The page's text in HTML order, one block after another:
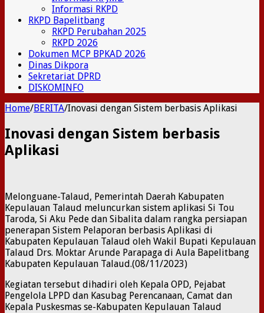
Informasi RKPD
RKPD Bapelitbang
RKPD Perubahan 2025
RKPD 2026
Dokumen MCP BPKAD 2026
Dinas Dikpora
Sekretariat DPRD
DISKOMINFO
Home/BERITA/Inovasi dengan Sistem berbasis Aplikasi
Inovasi dengan Sistem berbasis
Aplikasi
Melonguane-Talaud, Pemerintah Daerah Kabupaten
Kepulauan Talaud meluncurkan sistem aplikasi Si Tou
Taroda, Si Aku Pede dan Sibalita dalam rangka persiapan
penerapan Sistem Pelaporan berbasis Aplikasi di
Kabupaten Kepulauan Talaud oleh Wakil Bupati Kepulauan
Talaud Drs. Moktar Arunde Parapaga di Aula Bapelitbang
Kabupaten Kepulauan Talaud.(08/11/2023)
Kegiatan tersebut dihadiri oleh Kepala OPD, Pejabat
Pengelola LPPD dan Kasubag Perencanaan, Camat dan
Kepala Puskesmas se-Kabupaten Kepulauan Talaud